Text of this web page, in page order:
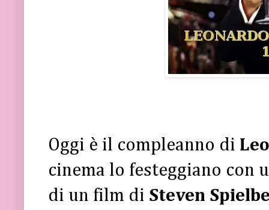
Oggi è il compleanno di
cinema lo festeggiano con
di un film di Steven